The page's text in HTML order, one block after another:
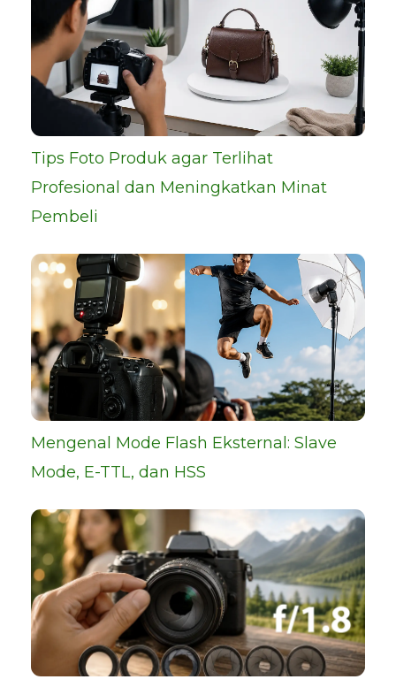
Tips Foto Produk agar Terlihat
Profesional dan Meningkatkan Minat
Pembeli
Mengenal Mode Flash Eksternal: Slave
Mode, E-TTL, dan HSS